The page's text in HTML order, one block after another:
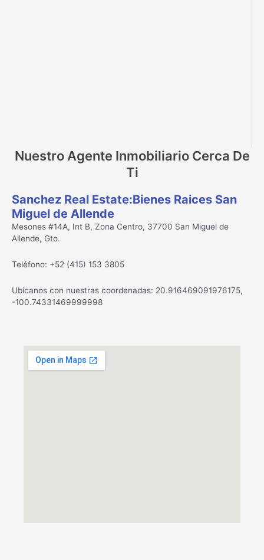
Nuestro Agente Inmobiliario Cerca De
Ti
Sanchez Real Estate:Bienes Raices San
Miguel de Allende
Mesones #14A, Int B, Zona Centro, 37700 San Miguel de
Allende, Gto.
Teléfono: +52 (415) 153 3805
Ubícanos con nuestras coordenadas: 20.916469091976175,
-100.74331469999998